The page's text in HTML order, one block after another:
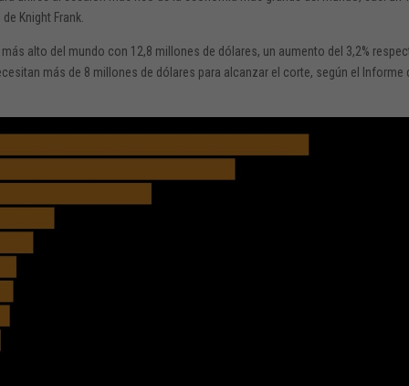
Knight Frank.
alto del mundo con 12,8 millones de dólares, un aumento del 3,2%
más de 8 millones de dólares para alcanzar el corte, según el Informe